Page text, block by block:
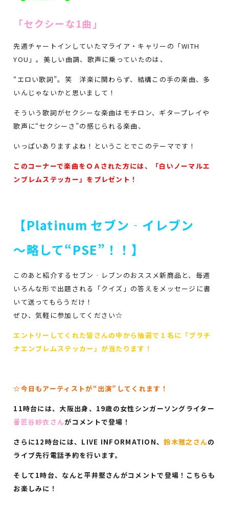
「セクシーな1曲」
先週チャートインしていたマライア・キャリーの「WITH
YOU」。美しい曲調、歌声に乗っていたのは、
“エロい歌詞”。笑 洋楽に関わらず、結構この手の楽曲、多
いんじゃないかと思いまして！
そういう歌詞がセクシーな楽曲はモチロン、ギタープレイや
歌声に“セクシーさ”の感じられる楽曲、
いっぱいありますよね！ということでこのテーマです！
このコーナーで楽曲をＯＡされた方には、「白いノーマルエ
ンブレムステッカー」をプレゼント！
【Platinum セブン‐イレブン
～略して“PSE”！！】
このあと紹介するセブン‐レブンのおススメ新商品と、毎週
いろんな形で出題される「クイズ」の答えをメッセージに書
いて送ってもらうだけ！
ぜひ、気軽に参加してください☆
エントリーしてくれた皆さんの中から抽選で１名に「プラチ
ナエンブレムステッカー」が当たります！
☆今日もアーティストが“出演”してくれます！
11時台には、大阪出身、19歳の女性シンガーソングライター
番匠谷紗衣さんがコメントで登場！
さらに12時台には、LIVE INFORMATION、鈴木雅之さんの
ライブ先行電話予約を行います。
そして1時台、なんと平井堅さんがコメントで登場！ こちらも
お楽しみに！